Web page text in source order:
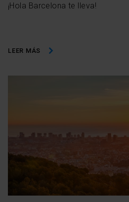
¡Hola Barcelona te lleva!
LEER MÁS